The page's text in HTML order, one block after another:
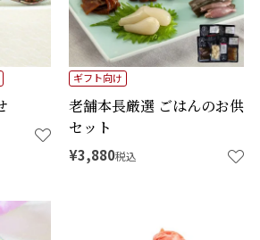
庫なし商品を表示しない
予約商品のみを表示
格が高い順
着順
老舗本長厳選 ごはんのお供
セット
ギフト向け
¥3,880税込